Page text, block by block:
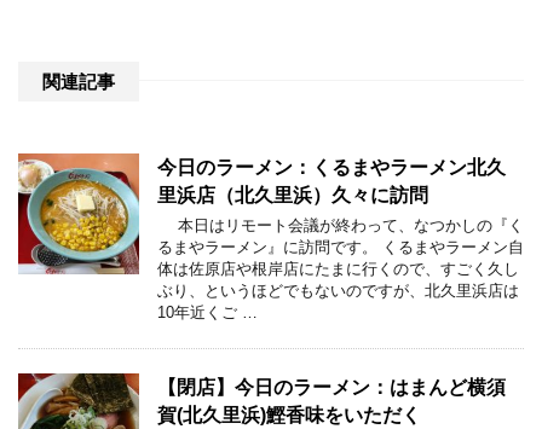
関連記事
今日のラーメン：くるまやラーメン北久
里浜店（北久里浜）久々に訪問
本日はリモート会議が終わって、なつかしの『く
るまやラーメン』に訪問です。 くるまやラーメン自
体は佐原店や根岸店にたまに行くので、すごく久し
ぶり、というほどでもないのですが、北久里浜店は
10年近くご …
【閉店】今日のラーメン：はまんど横須
賀(北久里浜)鰹香味をいただく